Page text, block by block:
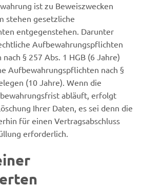
ist zu Beweiszwecken
stehen gesetzliche
entgegenstehen. Darunter
Aufbewahrungspflichten
§ 257 Abs. 1 HGB (6 Jahre)
Aufbewahrungspflichten nach §
(10 Jahre). Wenn die
abläuft, erfolgt
Ihrer Daten, es sei denn die
für einen Vertragsabschluss
erforderlich.